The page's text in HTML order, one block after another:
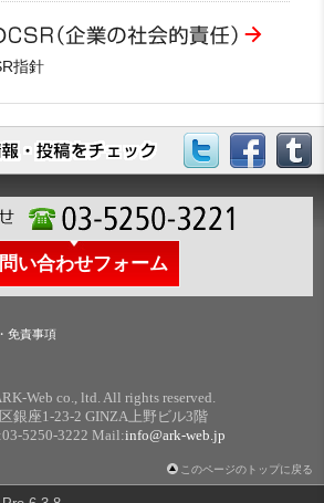
指針
い合わせフォーム
免責事項
Web co., ltd. All rights reserved.
銀座1-23-2 GINZA上野ビル3階
5250-3222 Mail:info@ark-web.jp
このページのトップに戻る